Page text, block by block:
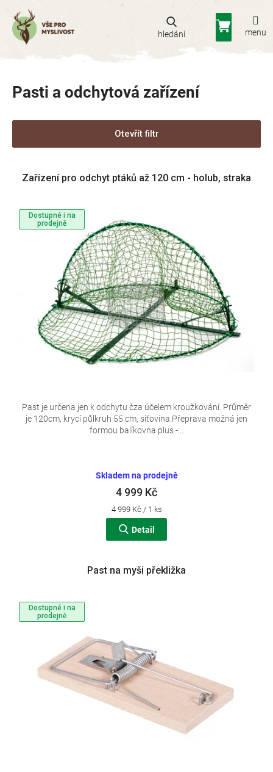
obsah
Nákupní
košík
Pasti a odchytová zařízení
Otevřít filtr
Dostupné i na
prodejně
Zařízení pro odchyt ptáků až 120 cm - holub, straka
Skladem na prodejně
4 999 Kč
Měrná
cena:
4 999 Kč / 1 ks
Detail
Past je určena jen k odchytu čza účelem kroužkování. Průměr
je 120cm, krycí půlkruh 55 cm, síťovina.Přeprava možná jen
formou balíkovna plus -...
Dostupné i na
prodejně
Past na myši překližka